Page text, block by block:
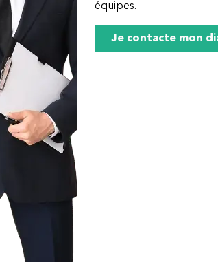
équipes.
Je contacte mon